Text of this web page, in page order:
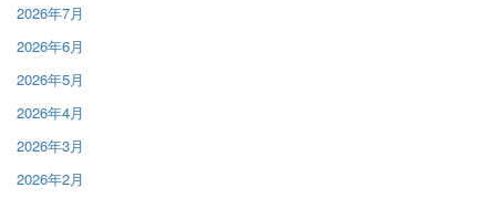
2026年7月
2026年6月
2026年5月
2026年4月
2026年3月
2026年2月